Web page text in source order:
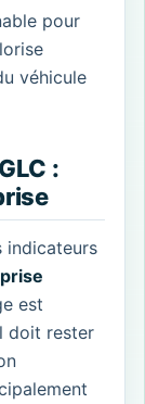
pour
véhicule
:
indicateurs
est
doit rester